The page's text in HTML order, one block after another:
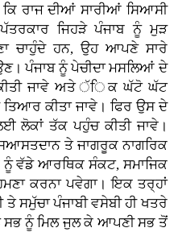
ਰਾਜ ਦੀਆਂ ਸਾਰੀਆਂ ਸਿਆਸੀ
ਜਿਹੜੇ ਪੰਜਾਬ ਨੂੰ ਮੁੜ
ਚਾਹੁੰਦੇ ਹਨ, ਉਹ ਆਪਣੇ ਸਾਰੇ
ਪੰਜਾਬ ਨੂੰ ਪੇਚੀਦਾ ਮਸਲਿਆਂ ਦੇ
ਕੀਤੀ ਜਾਵੇ ਅਤੇ ੱਿਕ ਘੱਟੋ ਘੱਟ
ਕੀਤਾ ਜਾਵੇ। ਫਿਰ ਉਸ ਦੇ
ਲੋਕਾਂ ਤੱਕ ਪਹੁੰਚ ਕੀਤੀ ਜਾਵੇ।
ਤੇ ਜਾਗਰੂਕ ਨਾਗਰਿਕ
ਨੂੰ ਵੱਡੇ ਆਰਥਿਕ ਸੰਕਟ, ਸਮਾਜਿਕ
ਕਰਨਾ ਪਵੇਗਾ। ਇਕ ਤਰ੍ਹਾਂ
ਸਮੁੱਚਾ ਪੰਜਾਬੀ ਵਸੇਬੀ ਹੀ ਖਤਰੇ
ਨੂੰ ਮਿਲ ਜੁਲ ਕੇ ਆਪਣੀ ਸਭ ਤੋਂ